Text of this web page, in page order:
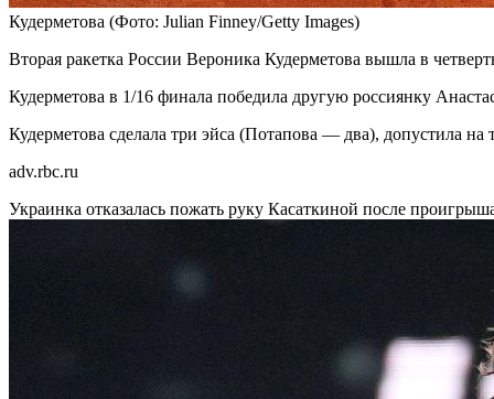
Кудерметова (Фото: Julian Finney/Getty Images)
Вторая ракетка России Вероника Кудерметова вышла в
Кудерметова в 1/16 финала победила другую россиянку
Кудерметова сделала три эйса (Потапова — два), допустила
adv.rbc.ru
Украинка отказалась пожать руку Касаткиной после